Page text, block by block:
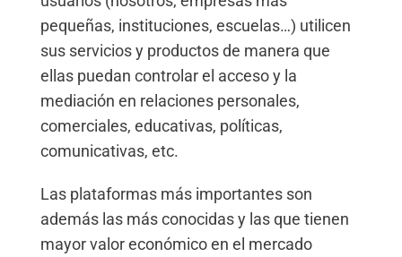
pequeñas, instituciones, escuelas…) utilicen
sus servicios y productos de manera que
ellas puedan controlar el acceso y la
mediación en relaciones personales,
comerciales, educativas, políticas,
comunicativas, etc.
Las plataformas más importantes son
además las más conocidas y las que tienen
mayor valor económico en el mercado